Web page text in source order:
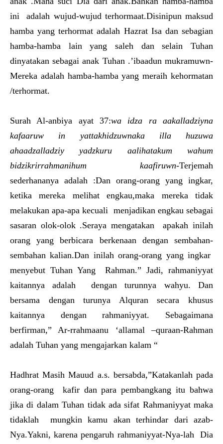
ini adalah wujud-wujud terhormaat.Disinipun maksud
hamba yang terhormat adalah Hazrat Isa dan sebagian
hamba-hamba lain yang saleh dan selain Tuhan
dinyatakan sebagai anak Tuhan .’ibaadun mukramuwn-
Mereka adalah hamba-hamba yang meraih kehormatan
/terhormat.
Surah Al-anbiya ayat 37:wa idza ra aakalladziyna
kafaaruw in yattakhidzuwnaka illa huzuwa
ahaadzalladziy yadzkuru aalihatakum wahum
bidzikrirrahmanihum kaafiruwn-Terjemah
sederhananya adalah :Dan orang-orang yang ingkar,
ketika mereka melihat engkau,maka mereka tidak
melakukan apa-apa kecuali menjadikan engkau sebagai
sasaran olok-olok .Seraya mengatakan apakah inilah
orang yang berbicara berkenaan dengan sembahan-
sembahan kalian.Dan inilah orang-orang yang ingkar
menyebut Tuhan Yang Rahman.” Jadi, rahmaniyyat
kaitannya adalah dengan turunnya wahyu. Dan
bersama dengan turunya Alquran secara khusus
kaitannya dengan rahmaniyyat. Sebagaimana
berfirman,” Ar-rrahmaanu ‘allamal –quraan-Rahman
adalah Tuhan yang mengajarkan kalam “
Hadhrat Masih Mauud a.s. bersabda,”Katakanlah pada
orang-orang kafir dan para pembangkang itu bahwa
jika di dalam Tuhan tidak ada sifat Rahmaniyyat maka
tidaklah mungkin kamu akan terhindar dari azab-
Nya.Yakni, karena pengaruh rahmaniyyat-Nya-lah Dia